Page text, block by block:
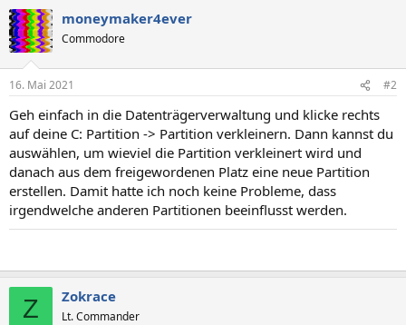
moneymaker4ever
Commodore
16. Mai 2021 #2
Geh einfach in die Datenträgerverwaltung und klicke rechts
auf deine C: Partition -> Partition verkleinern. Dann kannst du
auswählen, um wieviel die Partition verkleinert wird und
danach aus dem freigewordenen Platz eine neue Partition
erstellen. Damit hatte ich noch keine Probleme, dass
irgendwelche anderen Partitionen beeinflusst werden.
Z Zokrace
Lt. Commander